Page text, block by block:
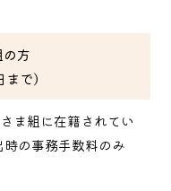
方
で）
ま組に在籍されてい
の事務手数料のみ